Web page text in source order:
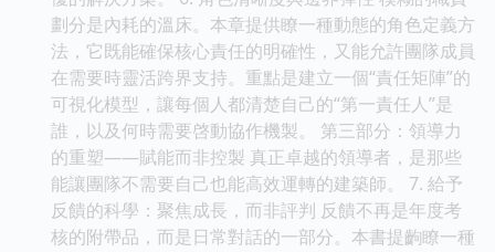
劃分是內耗的溫床。本章提供瞭一種動態的角色定義方
法，它既能確保核心責任的明確性，又能允許團隊成員
在需要時靈活跨界支持。重點是建立一個“責任矩陣”的
可視化模型，讓每個人都清楚自己的“第一責任人”是
誰，以及何時需要啓動協作機製。 第三部分：領導力
的重塑——賦能而非控製 真正卓越的領導者，是那些
能讓團隊不需要自己也能高效運轉的建築師。 7. 給予
反饋的科學：聚焦成長，而非評判 反饋不再是年度考
核的附帶品，而是日常對話的一部分。本書提齣瞭一種